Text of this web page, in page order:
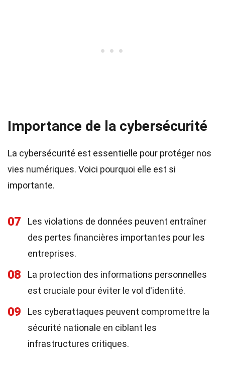
Importance de la cybersécurité
La cybersécurité est essentielle pour protéger nos
vies numériques. Voici pourquoi elle est si
importante.
07
Les violations de données peuvent entraîner
des pertes financières importantes pour les
entreprises.
08
La protection des informations personnelles
est cruciale pour éviter le vol d'identité.
09
Les cyberattaques peuvent compromettre la
sécurité nationale en ciblant les
infrastructures critiques.